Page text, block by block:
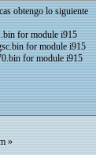
obtengo lo siguiente
for module i915
for module i915
for module i915
»